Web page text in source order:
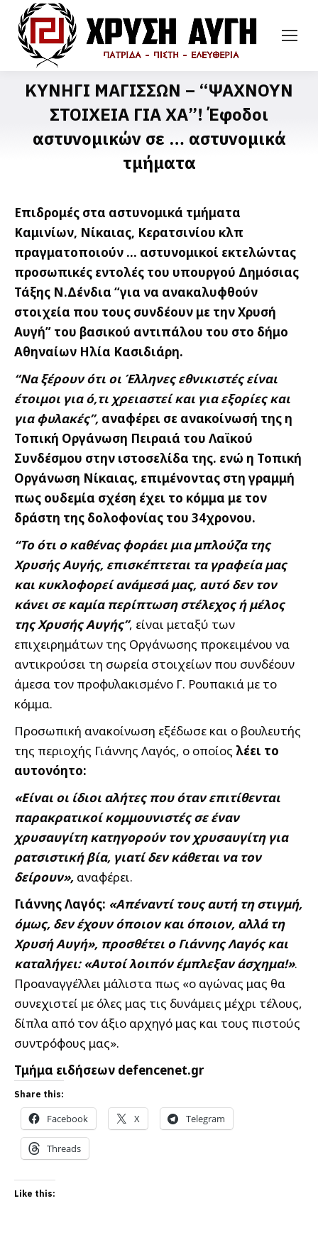
ΚΥΝΗΓΙ ΜΑΓΙΣΣΩΝ – “ΨΑΧΝΟΥΝ
ΣΤΟΙΧΕΙΑ ΓΙΑ ΧΑ”! Έφοδοι
αστυνομικών σε … αστυνομικά
τμήματα
Επιδρομές στα αστυνομικά τμήματα
Καμινίων, Νίκαιας, Κερατσινίου κλπ
πραγματοποιούν … αστυνομικοί εκτελώντας
προσωπικές εντολές του υπουργού Δημόσιας
Τάξης Ν.Δένδια “για να ανακαλυφθούν
στοιχεία που τους συνδέουν με την Χρυσή
Αυγή” του βασικού αντιπάλου του στο δήμο
Αθηναίων Ηλία Κασιδιάρη.
“Να ξέρουν ότι οι Έλληνες εθνικιστές είναι
έτοιμοι για ό,τι χρειαστεί και για εξορίες και
για φυλακές”, αναφέρει σε ανακοίνωσή της η
Τοπική Οργάνωση Πειραιά του Λαϊκού
Συνδέσμου στην ιστοσελίδα της. ενώ η Τοπική
Οργάνωση Νίκαιας, επιμένοντας στη γραμμή
πως ουδεμία σχέση έχει το κόμμα με τον
δράστη της δολοφονίας του 34χρονου.
“Το ότι ο καθένας φοράει μια μπλούζα της
Χρυσής Αυγής, επισκέπτεται τα γραφεία μας
και κυκλοφορεί ανάμεσά μας, αυτό δεν τον
κάνει σε καμία περίπτωση στέλεχος ή μέλος
της Χρυσής Αυγής”, είναι μεταξύ των
επιχειρημάτων της Οργάνωσης προκειμένου να
αντικρούσει τη σωρεία στοιχείων που συνδέουν
άμεσα τον προφυλακισμένο Γ. Ρουπακιά με το
κόμμα.
Προσωπική ανακοίνωση εξέδωσε και ο βουλευτής
της περιοχής Γιάννης Λαγός, ο οποίος λέει το
αυτονόητο:
«Είναι οι ίδιοι αλήτες που όταν επιτίθενται
παρακρατικοί κομμουνιστές σε έναν
χρυσαυγίτη κατηγορούν τον χρυσαυγίτη για
ρατσιστική βία, γιατί δεν κάθεται να τον
δείρουν», αναφέρει.
Γιάννης Λαγός: «Απέναντί τους αυτή τη στιγμή,
όμως, δεν έχουν όποιον και όποιον, αλλά τη
Χρυσή Αυγή», προσθέτει ο Γιάννης Λαγός και
καταλήγει: «Αυτοί λοιπόν έμπλεξαν άσχημα!».
Προαναγγέλλει μάλιστα πως «ο αγώνας μας θα
συνεχιστεί με όλες μας τις δυνάμεις μέχρι τέλους,
δίπλα από τον άξιο αρχηγό μας και τους πιστούς
συντρόφους μας».
Τμήμα ειδήσεων defencenet.gr
Share this:
Facebook X Telegram
Threads
Like this: